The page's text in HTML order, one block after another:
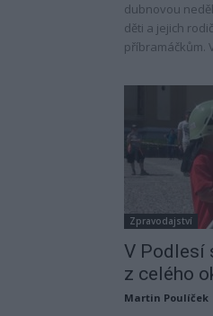
dubnovou
děti a jejich
příbramáčkům.
Zpravodajství
V Podlesí
z celého
Martin Poulíček